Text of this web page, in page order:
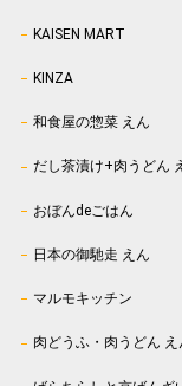
KAISEN MART
KINZA
和食屋の惣菜 えん
だし茶漬け+肉うどん
おぼんdeごはん
日本の御馳走 えん
マルモキッチン
肉どうふ・肉うどん え